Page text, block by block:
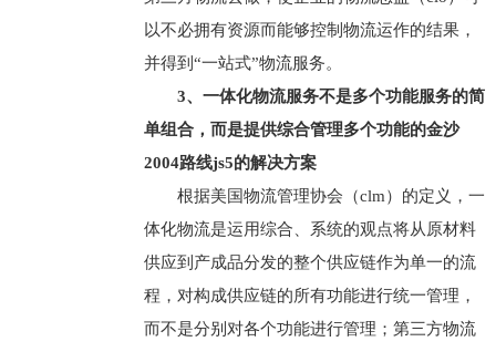
以不必拥有资源而能够控制物流运作的结果，
并得到“一站式”物流服务。
3、一体化物流服务不是多个功能服务的简
单组合，而是提供综合管理多个功能的金沙
2004路线js5的解决方案
根据美国物流管理协会（clm）的定义，一
体化物流是运用综合、系统的观点将从原材料
供应到产成品分发的整个供应链作为单一的流
程，对构成供应链的所有功能进行统一管理，
而不是分别对各个功能进行管理；第三方物流